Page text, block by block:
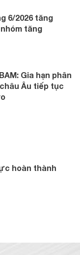
6/2026 tăng
tăng
Gia hạn phân
Âu tiếp tục
hoàn thành